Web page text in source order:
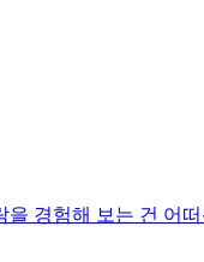
경험해 보는 건 어